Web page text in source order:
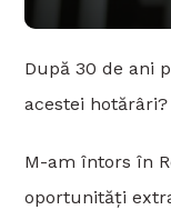
După 30 de ani
acestei
M-am întors în
oportunități